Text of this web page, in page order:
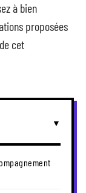
à bien
proposées
cet